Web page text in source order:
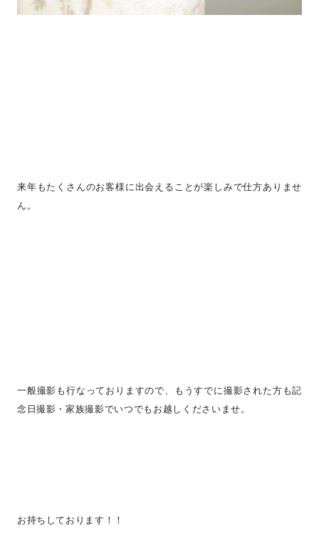
来年もたくさんのお客様に出会えることが楽しみで仕方ありませ
ん。
一般撮影も行なっておりますので、もうすでに撮影された方も記
念日撮影・家族撮影でいつでもお越しくださいませ。
お持ちしております！！